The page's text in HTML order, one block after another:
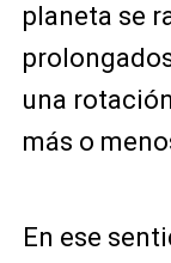
planeta se
una
más o
En ese